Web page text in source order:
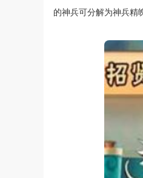
的神兵可分解为神兵精